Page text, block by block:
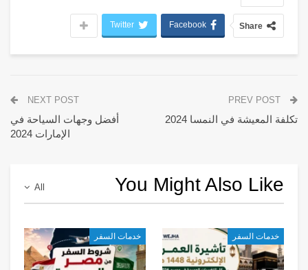
Share
Facebook
Twitter
تكلفة المعيشة في النمسا 2024
NEXT POST
أفضل وجهات السياحة في
الإمارات 2024
All You Might Also Like
خدمات السفر خدمات السفر